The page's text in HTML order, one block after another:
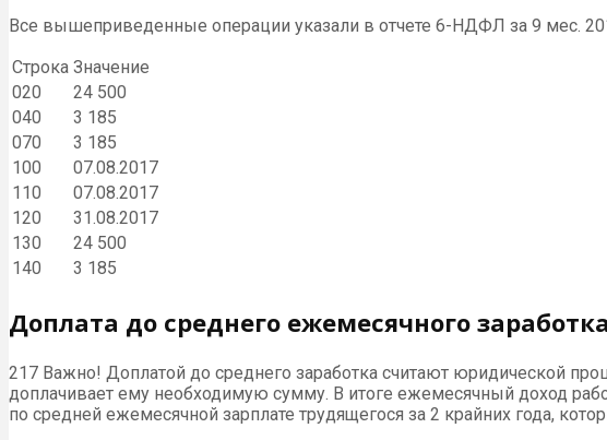
Все вышеприведенные операции указали в отчете 6-НДФЛ за 9 мес.
Строка Значение
020
24 500
040
3 185
070
3 185
100
07.08.2017
110
07.08.2017
120
31.08.2017
130
24 500
140
3 185
Доплата до среднего ежемесячного заработка
217 Важно! Доплатой до среднего заработка считают юридической
доплачивает ему необходимую сумму. В итоге ежемесячный доход
по средней ежемесячной зарплате трудящегося за 2 крайних года,